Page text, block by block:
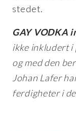
stedet.
GAY VODKA
ikke inkludert
og med den
Johan Lafer
ferdigheter i